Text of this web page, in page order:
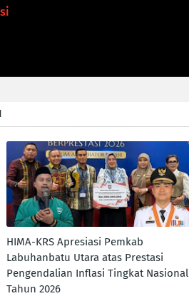
HIMA-KRS Apresiasi Pemkab
Labuhanbatu Utara atas Prestasi
Pengendalian Inflasi Tingkat Nasional
Tahun 2026